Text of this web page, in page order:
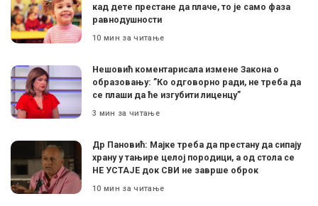
кад дете престане да плаче, то је само фаза
равнодушности
10 мин за читање
Нешовић коментарисала измене Закона о
образовању: ”Ко одговорно ради, не треба да
се плаши да ће изгубити лиценцу”
3 мин за читање
Др Пановић: Мајке треба да престану да сипају
храну у тањире целој породици, а од стола се
НЕ УСТАЈЕ док СВИ не заврше оброк
10 мин за читање